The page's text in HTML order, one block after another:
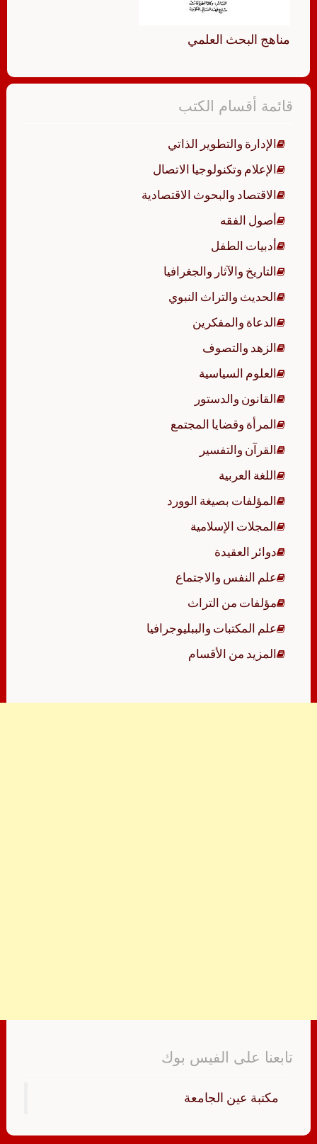
مناهج البحث العلمي
قائمة أقسام الكتب
الإدارة والتطوير الذاتي
الإعلام وتكنولوجيا الاتصال
الاقتصاد والبحوث الاقتصادية
أصول الفقه
أدبيات الطفل
التاريخ والآثار والجغرافيا
الحديث والتراث النبوي
الدعاة والمفكرين
الزهد والتصوف
العلوم السياسية
القانون والدستور
المرأة وقضايا المجتمع
القرآن والتفسير
اللغة العربية
المؤلفات بصيغة الوورد
المجلات الإسلامية
دوائر العقيدة
علم النفس والاجتماع
مؤلفات من التراث
علم المكتبات والببليوجرافيا
المزيد من الأقسام
تابعنا على الفيس بوك
‏مكتبة عين الجامعة‏